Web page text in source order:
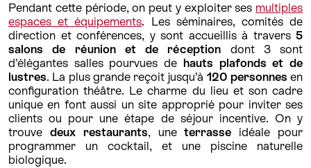
Pendant cette période, on peut y exploiter ses multiples
espaces et équipements. Les séminaires, comités de
direction et conférences, y sont accueillis à travers 5
salons de réunion et de réception dont 3 sont
d’élégantes salles pourvues de hauts plafonds et de
lustres. La plus grande reçoit jusqu’à 120 personnes en
configuration théâtre. Le charme du lieu et son cadre
unique en font aussi un site approprié pour inviter ses
clients ou pour une étape de séjour incentive. On y
trouve deux restaurants, uneterrasse idéale pour
programmer un cocktail, et une piscine naturelle
biologique.